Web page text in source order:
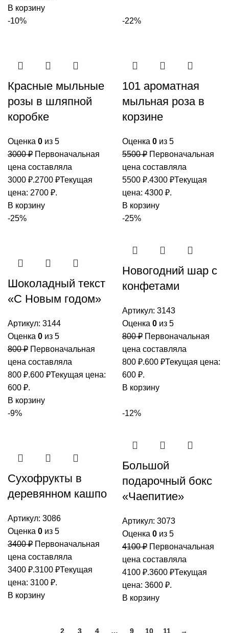
В корзину
-10%
Красные мыльные
розы в шляпной
коробке
Оценка 0 из 5
3000₽ Первоначальная
цена составляла
3000 ₽.2700 ₽Текущая
цена: 2700 ₽.
В корзину
-22%
101 ароматная
мыльная роза в
корзине
Оценка 0 из 5
5500₽ Первоначальная
цена составляла
5500 ₽.4300 ₽Текущая
цена: 4300 ₽.
В корзину
-25%
Шоколадный текст
«С Новым годом»
Артикул: 3144
Оценка 0 из 5
800₽ Первоначальная
цена составляла
800 ₽.600 ₽Текущая цена:
600 ₽.
В корзину
-25%
Новогодний шар с
конфетами
Артикул: 3143
Оценка 0 из 5
800₽ Первоначальная
цена составляла
800 ₽.600 ₽Текущая цена:
600 ₽.
В корзину
-9%
Сухофрукты в
деревянном кашпо
Артикул: 3086
Оценка 0 из 5
3400₽ Первоначальная
цена составляла
3400 ₽.3100 ₽Текущая
цена: 3100 ₽.
В корзину
-12%
Большой
подарочный бокс
«Чаепитие»
Артикул: 3073
Оценка 0 из 5
4100₽ Первоначальная
цена составляла
4100 ₽.3600 ₽Текущая
цена: 3600 ₽.
В корзину
2 3 4 … 9 10 11 →